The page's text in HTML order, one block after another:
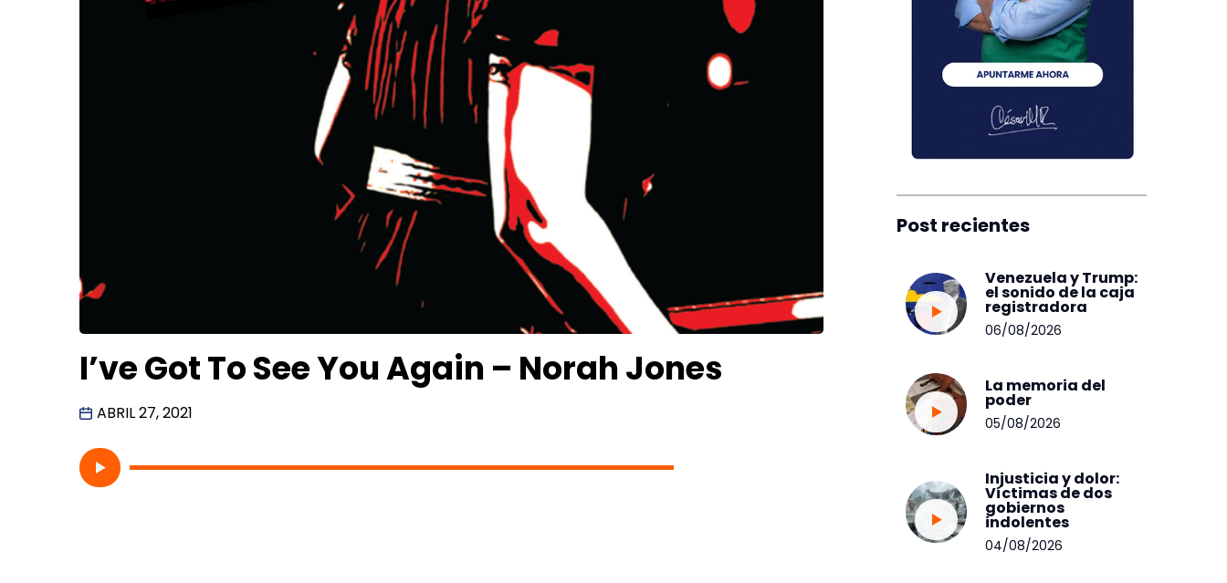
I’ve Got To See You Again – Norah Jones
ABRIL 27, 2021
Post recientes
Venezuela y Trump:
el sonido de la caja
registradora
06/08/2026
La memoria del
poder
05/08/2026
Injusticia y dolor:
Víctimas de dos
gobiernos
indolentes
04/08/2026